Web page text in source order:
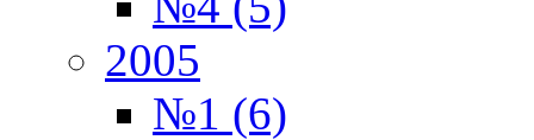
2005
№1 (6)